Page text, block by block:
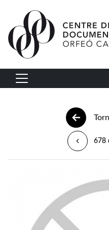
Vés al contingut
Navegació principal
678